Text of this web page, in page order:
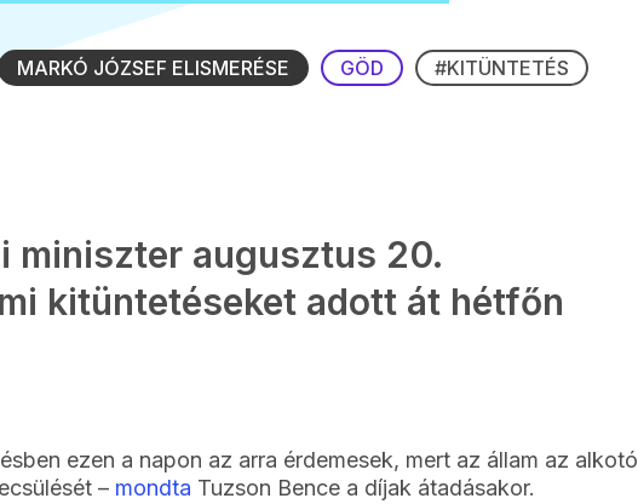
MARKÓ JÓZSEF ELISMERÉSE GÖD #KITÜNTETÉS
miniszter augusztus 20.
kitüntetéseket adott át hétfőn
ezen a napon az arra érdemesek, mert az állam az alkotó
– mondta Tuzson Bence a díjak átadásakor.